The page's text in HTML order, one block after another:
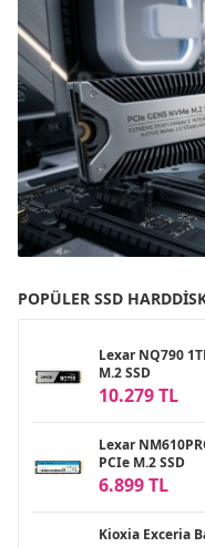
POPÜLER SSD
Lexar NQ790
M.2 SSD
10.279 TL
Lexar
PCIe M.2 SSD
6.899 TL
Kioxia Exceria